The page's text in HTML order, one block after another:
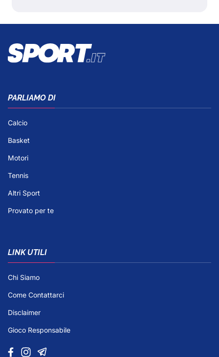
PARLIAMO DI
Calcio
Basket
Motori
Tennis
Altri Sport
Provato per te
LINK UTILI
Chi Siamo
Come Contattarci
Disclaimer
Gioco Responsabile